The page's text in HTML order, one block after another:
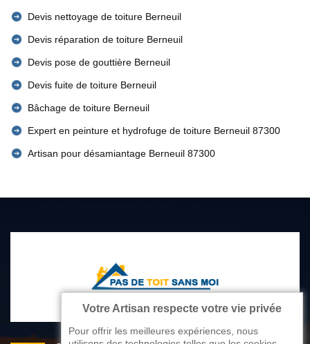
Devis nettoyage de toiture Berneuil
Devis réparation de toiture Berneuil
Devis pose de gouttière Berneuil
Devis fuite de toiture Berneuil
Bâchage de toiture Berneuil
Expert en peinture et hydrofuge de toiture Berneuil 87300
Artisan pour désamiantage Berneuil 87300
Votre Artisan respecte votre vie privée
Pour offrir les meilleures expériences, nous